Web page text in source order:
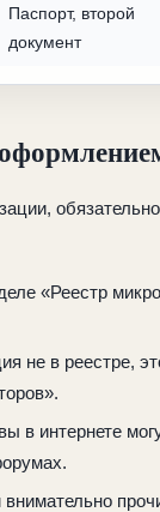
Паспорт, второй
документ
«Реестр
не в реестре,
в интернете